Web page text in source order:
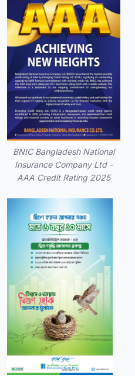
BNIC Bangladesh National
Insurance Company Ltd -
AAA Credit Rating 2025